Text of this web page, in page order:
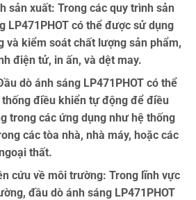
sản xuất: Trong các quy trình sản
LP471PHOT có thể được sử dụng
và kiểm soát chất lượng sản phẩm,
điện tử, in ấn, và dệt may.
dò ánh sáng LP471PHOT có thể
điều khiển tự động để điều
trong các ứng dụng như hệ thống
các tòa nhà, nhà máy, hoặc các
thất.
cứu về môi trường: Trong lĩnh vực
đầu dò ánh sáng LP471PHOT